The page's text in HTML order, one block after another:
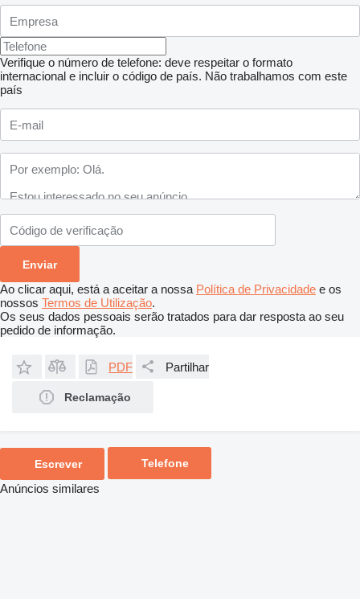
Verifique o número de telefone: deve respeitar o formato
internacional e incluir o código de país. Não trabalhamos com este
país
Ao clicar aqui, está a aceitar a nossa Política de Privacidade e os
nossos Termos de Utilização.
Os seus dados pessoais serão tratados para dar resposta ao seu
pedido de informação.
PDF Partilhar
Reclamação
Escrever Telefone
Anúncios similares